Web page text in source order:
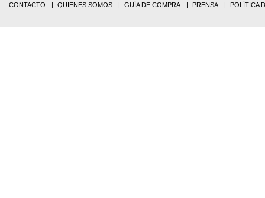
CONTACTO QUIENES SOMOS GUÍA DE COMPRA PRENSA POLÍTICA